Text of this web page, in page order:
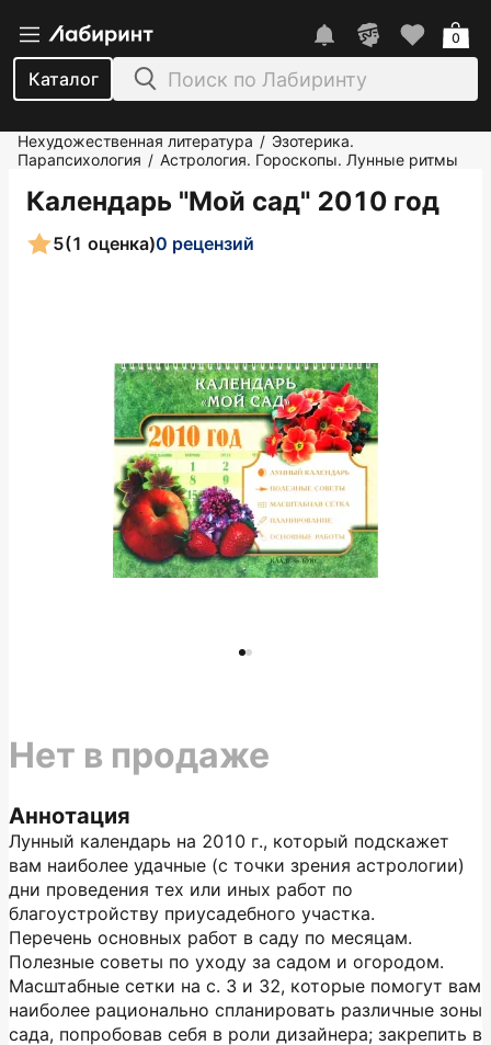
Каталог
0
Нехудожественная литература / Эзотерика.
Парапсихология / Астрология. Гороскопы. Лунные ритмы
Календарь "Мой сад" 2010 год
5(1 оценка)0 рецензий
Аннотация
Лунный календарь на 2010 г., который подскажет
вам наиболее удачные (с точки зрения астрологии)
дни проведения тех или иных работ по
благоустройству приусадебного участка.
Перечень основных работ в саду по месяцам.
Полезные советы по уходу за садом и огородом.
Масштабные сетки на с. 3 и 32, которые помогут вам
наиболее рационально спланировать различные зоны
сада, попробовав себя в роли дизайнера; закрепить в
Нет в продаже